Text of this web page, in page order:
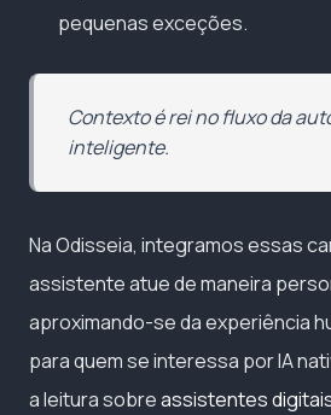
pequenas exceções.
Contexto é rei no fluxo da
inteligente.
Na Odisseia, integramos essas
assistente atue de maneira
aproximando-se da experiência
para quem se interessa por IA
a leitura sobreassistentes